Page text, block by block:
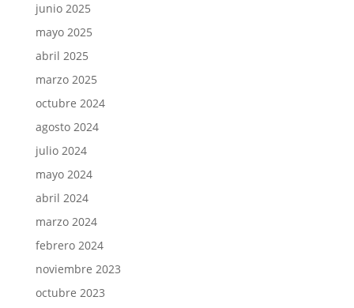
junio 2025
mayo 2025
abril 2025
marzo 2025
octubre 2024
agosto 2024
julio 2024
mayo 2024
abril 2024
marzo 2024
febrero 2024
noviembre 2023
octubre 2023